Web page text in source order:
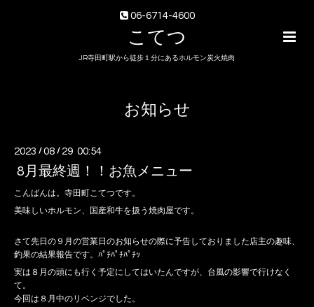
06-6714-4600
こてつ
JR寺田町駅から徒歩１分にあるホルモン炭火焼肉
お知らせ
2023 /08 / 29 00:54
8月最終週！！お魚メニュー
こんばんは。寺田町こてつです。
美味しいホルモン、国産和牛を扱う焼肉屋です。
さて先日の９月の営業日のお知らせの際に予告しておりました店主の趣味、
釣果の結果報告です。ﾊﾟﾁﾊﾟﾁﾊﾟﾁｯ
実は８月の頭にも行く予定にしてはいたんですが、台風の影響で行けなく
て。
今回は８月中のリベンジでした。